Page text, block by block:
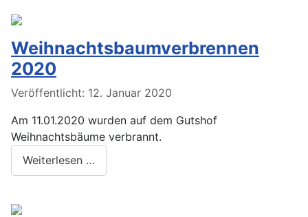
Weihnachtsbaumverbrennen
2020
Veröffentlicht: 12. Januar 2020
Am 11.01.2020 wurden auf dem Gutshof
Weihnachtsbäume verbrannt.
Weiterlesen …